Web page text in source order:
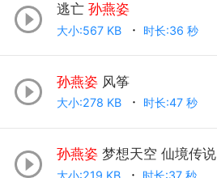
逃亡 孙燕姿
大小:567 KB 时长:36 秒
孙燕姿风筝
大小:278 KB 时长:47 秒
孙燕姿梦想天空 仙境传说
大小:219 KB 时长:37 秒